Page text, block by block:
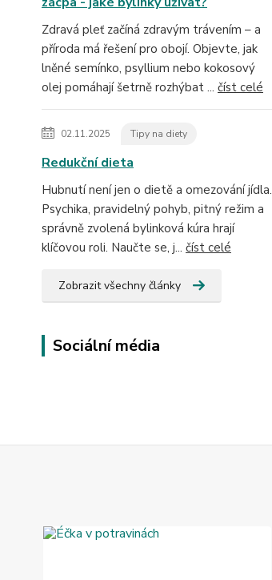
Zdravá pleť začíná zdravým trávením – a
příroda má řešení pro obojí. Objevte, jak
lněné semínko, psyllium nebo kokosový
olej pomáhají šetrně rozhýbat ... číst celé
02.11.2025 Tipy na diety
Redukční dieta
Hubnutí není jen o dietě a omezování jídla.
Psychika, pravidelný pohyb, pitný režim a
správně zvolená bylinková kúra hrají
klíčovou roli. Naučte se, j... číst celé
Zobrazit všechny články
Sociální média